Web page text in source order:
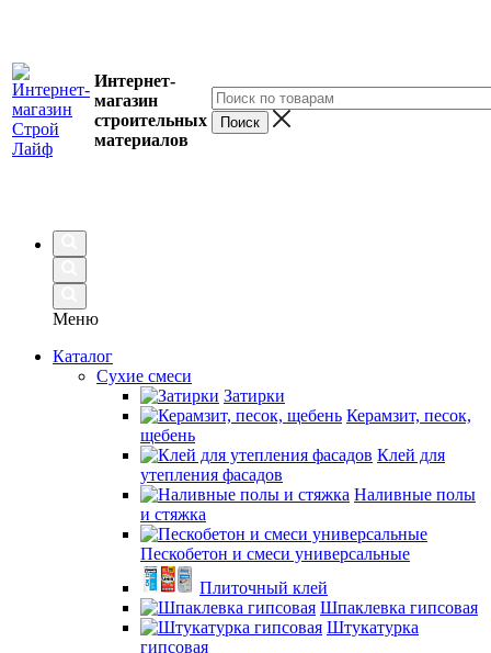
Интернет-
магазин
строительных
материалов
Меню
Каталог
Сухие смеси
Затирки
Керамзит, песок,
щебень
Клей для
утепления фасадов
Наливные полы
и стяжка
Пескобетон и смеси универсальные
Плиточный клей
Шпаклевка гипсовая
Штукатурка
гипсовая